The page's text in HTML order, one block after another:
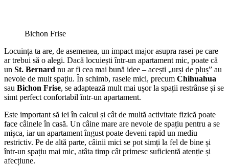
Bichon Frise
Locuința ta are, de asemenea, un impact major asupra rasei pe care
ar trebui să o alegi. Dacă locuiești într-un apartament mic, poate că
un St. Bernard nu ar fi cea mai bună idee – acești „urși de pluș” au
nevoie de mult spațiu. În schimb, rasele mici, precum Chihuahua
sau Bichon Frise, se adaptează mult mai ușor la spații restrânse și se
simt perfect confortabil într-un apartament.
Este important să iei în calcul și cât de multă activitate fizică poate
face câinele în casă. Un câine mare are nevoie de spațiu pentru a se
mișca, iar un apartament îngust poate deveni rapid un mediu
restrictiv. Pe de altă parte, câinii mici se pot simți la fel de bine și
într-un spațiu mai mic, atâta timp cât primesc suficientă atenție și
afecțiune.